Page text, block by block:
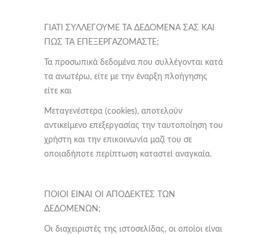
ΓΙΑΤΙ ΣΥΛΛΕΓΟΥΜΕ ΤΑ ΔΕΔΟΜΕΝΑ ΣΑΣ ΚΑΙ
ΠΩΣ ΤΑ ΕΠΕΞΕΡΓΑΖΟΜΑΣΤΕ;
Τα προσωπικά δεδομένα που συλλέγονται κατά
τα ανωτέρω, είτε με την έναρξη πλοήγησης
είτε και
Μεταγενέστερα (cookies), αποτελούν
αντικείμενο επεξεργασίας την ταυτοποίηση του
χρήστη και την επικοινωνία μαζί του σε
οποιαδήποτε περίπτωση καταστεί αναγκαία.
ΠΟΙΟΙ ΕΙΝΑΙ ΟΙ ΑΠΟΔΕΚΤΕΣ ΤΩΝ
ΔΕΔΟΜΕΝΩΝ;
Οι διαχειριστές της ιστοσελίδας, οι οποίοι είναι